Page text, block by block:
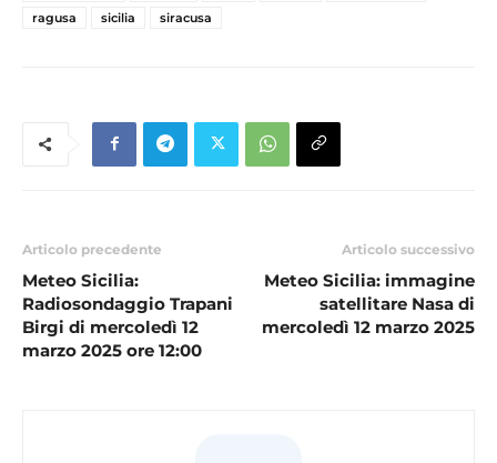
ragusa
sicilia siracusa
Articolo precedente
Meteo Sicilia:
Radiosondaggio Trapani
Birgi di mercoledì 12
marzo 2025 ore 12:00
Articolo successivo
Meteo Sicilia: immagine
satellitare Nasa di
mercoledì 12 marzo 2025